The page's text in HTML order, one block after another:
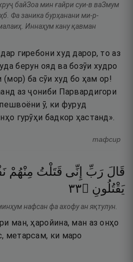
байЗоа мин ғайри суи-в ваЗмум
Фа заника бурҳанани ми-р-
Иннаҳум кану қавман
гиребони худ дарор, то аз
берун ояд ва бозӯи худро
(мор) ба сӯи худ бо ҳам ор!
аз ҷониби Парвардигори
ӯ, ки фуруд
гурӯҳи бадкор ҳастанд».
тафсир
قَالَ رَبِّ إِنِّى قَتَلْتُ مِنْهُمْ
يَقْتُلُونِ ۝٣٣
нафсан фа ахофу ан яқтулун.
ман, ҳаройина, ман аз онҳо
метарсам, ки маро